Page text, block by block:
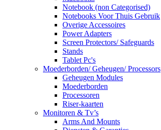
Notebook (non Categorised)
Notebooks Voor Thuis Gebruik
Overige Accessoires
Power Adapters
Screen Protectors/ Safeguards
Stands
Tablet Pc's
Moederborden/ Geheugen/ Processors
Geheugen Modules
Moederborden
Processoren
Riser-kaarten
Monitoren & Tv’s
Arms And Mounts